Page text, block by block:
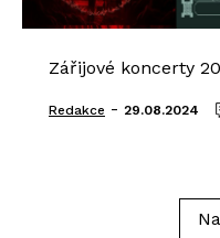
Zářijové koncerty
Redakce - 29.08.2024